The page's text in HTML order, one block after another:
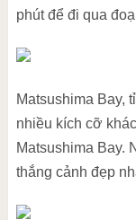
phút để đi qua
Matsushima Bay,
nhiều kích cỡ
Matsushima Bay.
thắng cảnh đẹp